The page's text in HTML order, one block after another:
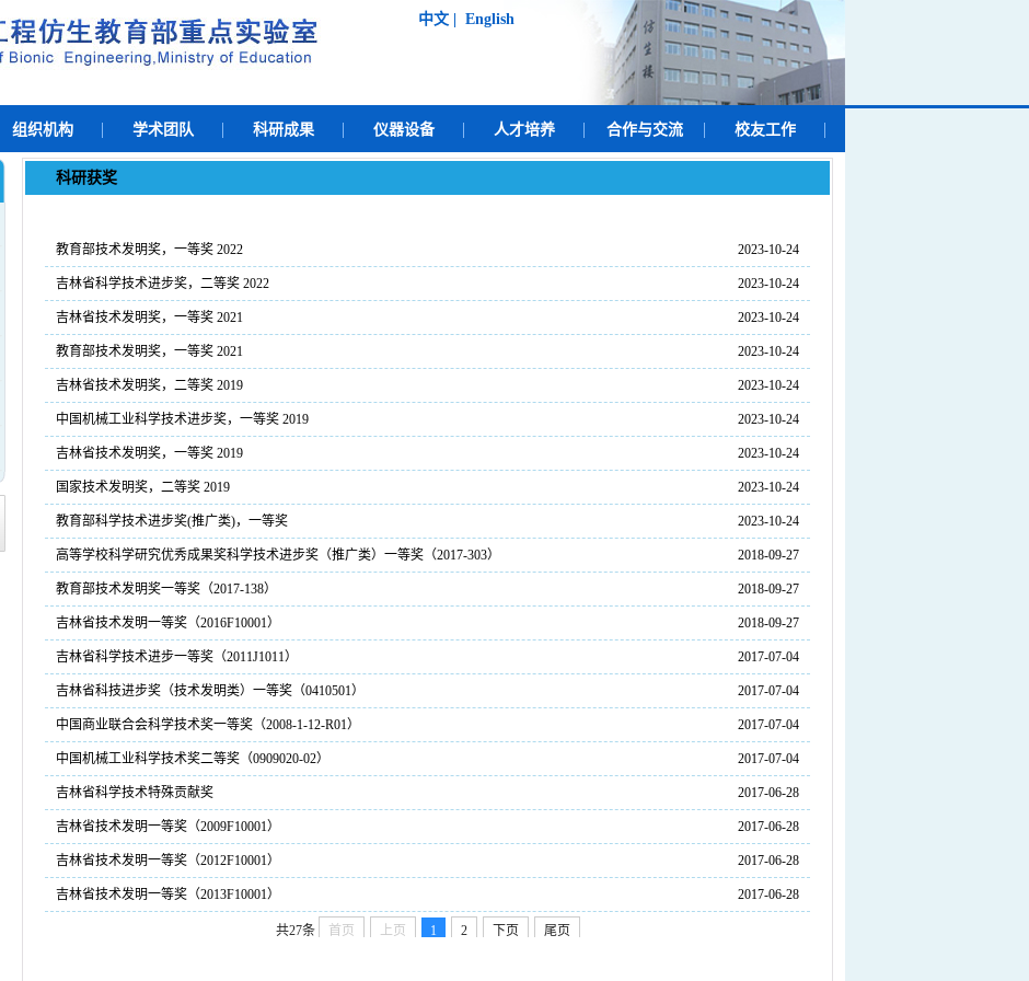
中文 English
组织机构 学术团队 科研成果 仪器设备 人才培养 合作与交流 校友工作
科研获奖
教育部技术发明奖，一等奖 2022 2023-10-24
吉林省科学技术进步奖，二等奖 2022 2023-10-24
吉林省技术发明奖，一等奖 2021 2023-10-24
教育部技术发明奖，一等奖 2021 2023-10-24
吉林省技术发明奖，二等奖 2019 2023-10-24
中国机械工业科学技术进步奖，一等奖 2019 2023-10-24
吉林省技术发明奖，一等奖 2019 2023-10-24
国家技术发明奖，二等奖 2019 2023-10-24
教育部科学技术进步奖(推广类)，一等奖 2023-10-24
高等学校科学研究优秀成果奖科学技术进步奖（推广类）一等奖（2017-303） 2018-09-27
教育部技术发明奖一等奖（2017-138） 2018-09-27
吉林省技术发明一等奖（2016F10001） 2018-09-27
吉林省科学技术进步一等奖（2011J1011） 2017-07-04
吉林省科技进步奖（技术发明类）一等奖（0410501） 2017-07-04
中国商业联合会科学技术奖一等奖（2008-1-12-R01） 2017-07-04
中国机械工业科学技术奖二等奖（0909020-02） 2017-07-04
吉林省科学技术特殊贡献奖 2017-06-28
吉林省技术发明一等奖（2009F10001） 2017-06-28
吉林省技术发明一等奖（2012F10001） 2017-06-28
吉林省技术发明一等奖（2013F10001） 2017-06-28
共27条 首页 上页 1 2 下页 尾页